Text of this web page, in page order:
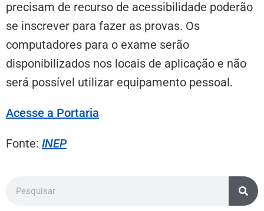
precisam de recurso de acessibilidade poderão
se inscrever para fazer as provas. Os
computadores para o exame serão
disponibilizados nos locais de aplicação e não
será possível utilizar equipamento pessoal.
Acesse a Portaria
Fonte: INEP